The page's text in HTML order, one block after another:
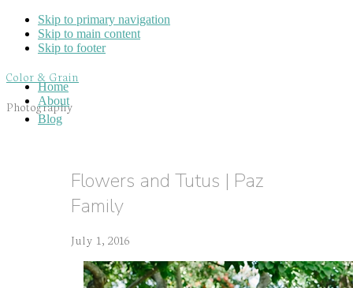
Skip to primary navigation
Skip to main content
Skip to footer
Color & Grain
Photography
Blog
Home
About
Flowers and Tutus | Paz
Family
July 1, 2016